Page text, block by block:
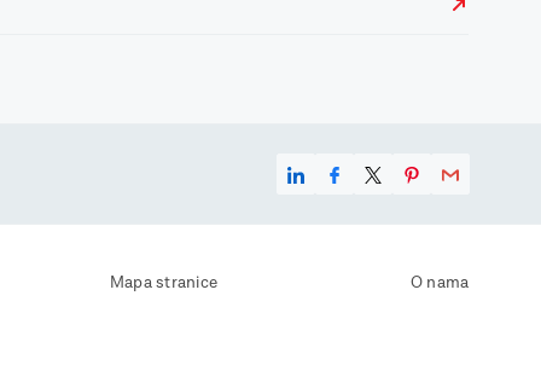
Mapa stranice
O nama